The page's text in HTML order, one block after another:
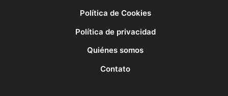
Política de Cookies
Política de privacidad
Quiénes somos
Contato